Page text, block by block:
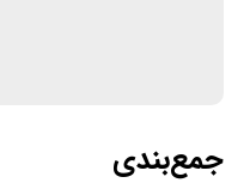
جمع‌بندی